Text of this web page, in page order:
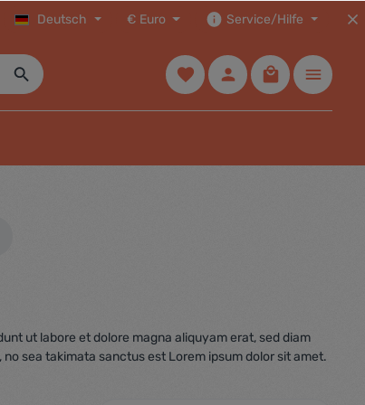
Deutsch € Euro Service/Hilfe
ut labore et dolore magna aliquyam erat, sed diam
sea takimata sanctus est Lorem ipsum dolor sit amet.